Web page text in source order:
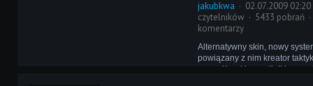
jakubkwa
02.07.2009 02:20
czytelników
5433 pobrań
komentarzy
Alternatywny skin, nowy
powiązany z nim kreator
menedżerskie zza linii